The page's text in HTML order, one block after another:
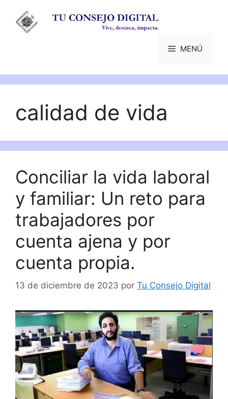
contenido
MENÚ
calidad de vida
Conciliar la vida laboral
y familiar: Un reto para
trabajadores por
cuenta ajena y por
cuenta propia.
13 de diciembre de 2023 por Tu Consejo Digital